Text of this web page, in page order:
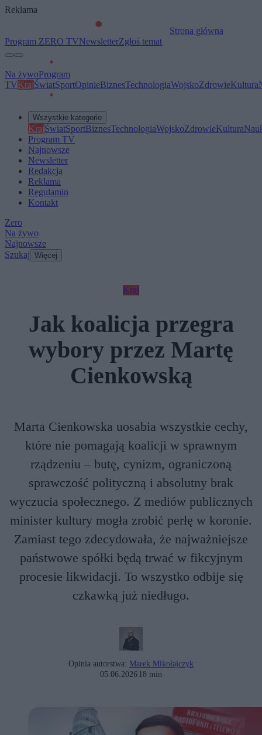
Reklama
Strona główna
Program ZERO TVNewsletterZgłoś temat
Na żywoProgram
TVKrajŚwiatSportOpinieBiznesTechnologiaWojskoZdrowieKultura
Wszystkie kategorie
KrajŚwiatSportBiznesTechnologiaWojskoZdrowieKultura
Program TV
Najnowsze
Newsletter
Redakcja
Reklama
Regulamin
Kontakt
Zero
Na żywo
Najnowsze
Szukaj Więcej
Kraj
Jak koalicja przegra
wybory przez Martę
Cienkowską
Marta Cienkowska uosabia wszystkie cechy,
które nie pomagają koalicji w sprawnym
rządzeniu – butę, cynizm, ograniczoną
sprawczość polityczną i absolutny brak
wyczucia społecznego. Z mediów publicznych
minister kultury mogła zrobić perłę w koronie.
Zamiast tego zdecydowała, że najważniejsze
państwowe spółki będą trwać w fikcyjnym
procesie likwidacji. To wszystko odbije się
czkawką już niedługo.
Opinia autorstwa: Marek Mikołajczyk
05.06.2026 18 min